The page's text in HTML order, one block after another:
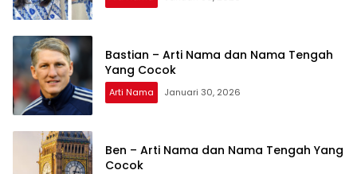
Bastian – Arti Nama dan Nama Tengah
Yang Cocok
Arti Nama Januari 30, 2026
Ben – Arti Nama dan Nama Tengah Yang
Cocok